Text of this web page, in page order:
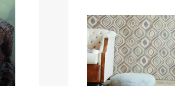
Tren Fashion Terbaru
di Tahun Ini